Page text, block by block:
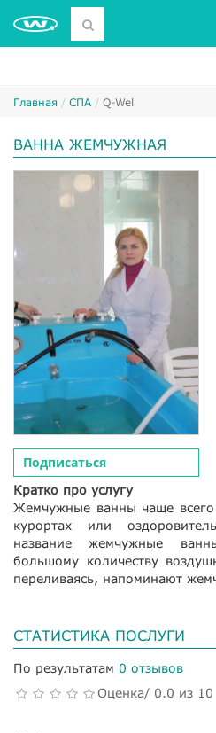
Главная СПА Q-Wel
ВАННА ЖЕМЧУЖНАЯ
Подписаться
Кратко про услугу
Жемчужные ванны чаще
курортах или
название жемчужные
большому количеству
переливаясь, напоминают
СТАТИСТИКА ПОСЛУГИ
По результатам 0 отзывов
Оценка/ 0.0 из 10